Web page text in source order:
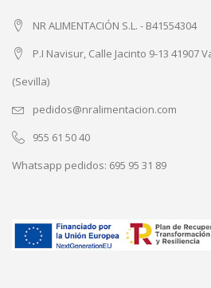
NR ALIMENTACIÓN S.L. - B41554304
P.I Navisur, Calle Jacinto 9-13 41907
(Sevilla)
pedidos@nralimentacion.com
955 61 50 40
Whatsapp pedidos: 695 95 31 89